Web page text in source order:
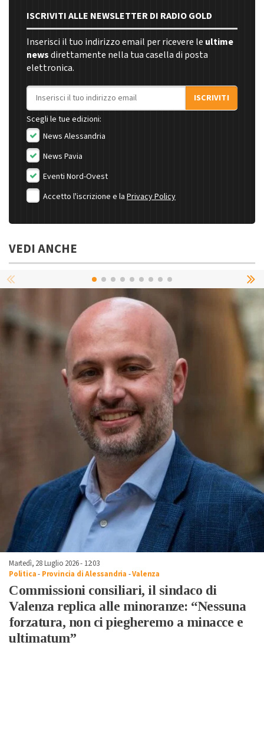
ISCRIVITI ALLE NEWSLETTER DI RADIO GOLD
Inserisci il tuo indirizzo email per ricevere le ultime
newsdirettamente nella tua casella di posta
elettronica.
Indirizzo email
ISCRIVITI
Scegli le tue edizioni:
News Alessandria
News Pavia
Eventi Nord-Ovest
Accetto l'iscrizione e la Privacy Policy
VEDI ANCHE
Martedì, 28 Luglio 2026 - 12:03
Politica- Provincia di Alessandria -Valenza
Commissioni consiliari, il sindaco di
Valenza replica alle minoranze: “Nessuna
forzatura, non ci piegheremo a minacce e
ultimatum”